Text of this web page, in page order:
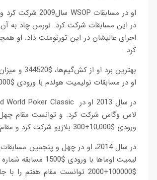
کرد.
او در مسابقات نولیمیت هولدم با ورودی $10000 لاس‌وگاس شرکت کرد. و مقام چهل و هفتم را با جایزه $138568 کسب کرد.
ورودی $10,000+300 بلاژیو شرکت کرد و مقام اول را با جایزه $47900 کسب کرد.